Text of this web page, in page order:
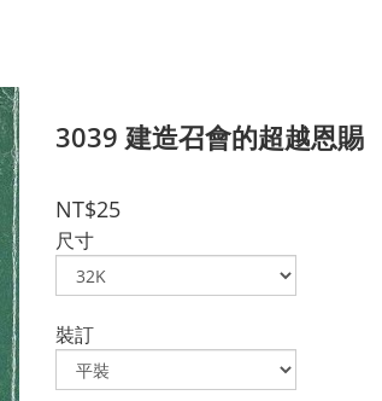
3039 建造召會的超越恩賜
NT$25
尺寸
裝訂